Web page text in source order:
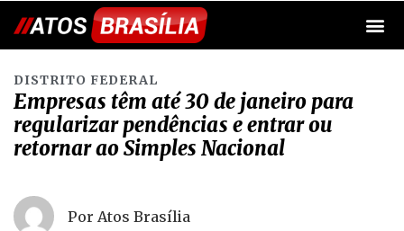
DISTRITO FEDERAL
Empresas têm até 30 de janeiro para
regularizar pendências e entrar ou
retornar ao Simples Nacional
Por Atos Brasília